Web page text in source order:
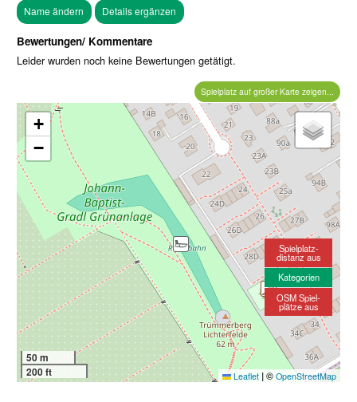
Bewertungen/ Kommentare
Leider wurden noch keine Bewertungen getätigt.
Spielplatz auf großer Karte zeigen...
+
−
50 m
200 ft
Leaflet |© OpenStreetMap
Spielplatz-
distanz aus
Kategorien
OSM Spiel-
plätze aus